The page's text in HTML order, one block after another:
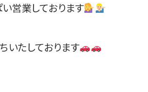
営業しております
いたしております